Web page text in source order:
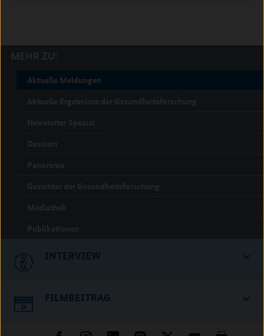
Aktuelle Meldungen
INTERVIEW
FILMBEITRAG